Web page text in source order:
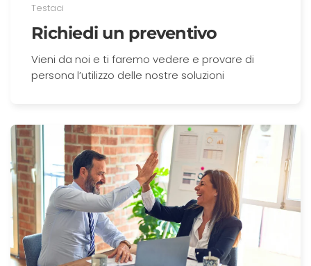
Testaci
Richiedi un preventivo
Vieni da noi e ti faremo vedere e provare di
persona l’utilizzo delle nostre soluzioni